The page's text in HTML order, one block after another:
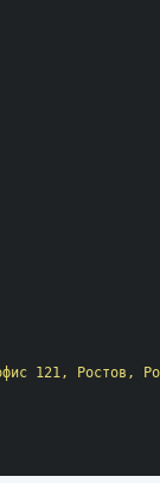
121, Ростов,